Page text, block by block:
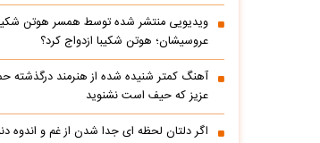
ویدیویی منتشر شده توسط همسر هوتن
عروسیشان؛ هوتن شکیبا ازدواج کرد؟
آهنگ کمتر شنیده شده از هنرمند درگذشته
عزیز که حیف است نشنوید
اگر دلتان لحظه ای جدا شدن از غم و اندوه